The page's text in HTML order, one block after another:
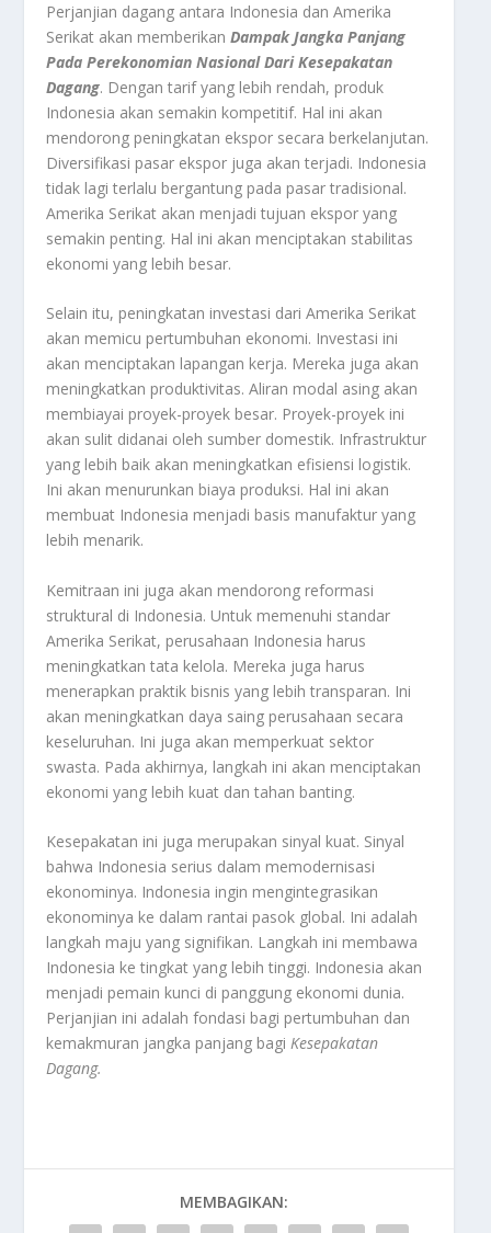
Perjanjian dagang antara Indonesia dan Amerika
Serikat akan memberikanDampak Jangka Panjang
Pada Perekonomian Nasional Dari Kesepakatan
Dagang. Dengan tarif yang lebih rendah, produk
Indonesia akan semakin kompetitif. Hal ini akan
mendorong peningkatan ekspor secara berkelanjutan.
Diversifikasi pasar ekspor juga akan terjadi. Indonesia
tidak lagi terlalu bergantung pada pasar tradisional.
Amerika Serikat akan menjadi tujuan ekspor yang
semakin penting. Hal ini akan menciptakan stabilitas
ekonomi yang lebih besar.
Selain itu, peningkatan investasi dari Amerika Serikat
akan memicu pertumbuhan ekonomi. Investasi ini
akan menciptakan lapangan kerja. Mereka juga akan
meningkatkan produktivitas. Aliran modal asing akan
membiayai proyek-proyek besar. Proyek-proyek ini
akan sulit didanai oleh sumber domestik. Infrastruktur
yang lebih baik akan meningkatkan efisiensi logistik.
Ini akan menurunkan biaya produksi. Hal ini akan
membuat Indonesia menjadi basis manufaktur yang
lebih menarik.
Kemitraan ini juga akan mendorong reformasi
struktural di Indonesia. Untuk memenuhi standar
Amerika Serikat, perusahaan Indonesia harus
meningkatkan tata kelola. Mereka juga harus
menerapkan praktik bisnis yang lebih transparan. Ini
akan meningkatkan daya saing perusahaan secara
keseluruhan. Ini juga akan memperkuat sektor
swasta. Pada akhirnya, langkah ini akan menciptakan
ekonomi yang lebih kuat dan tahan banting.
Kesepakatan ini juga merupakan sinyal kuat. Sinyal
bahwa Indonesia serius dalam memodernisasi
ekonominya. Indonesia ingin mengintegrasikan
ekonominya ke dalam rantai pasok global. Ini adalah
langkah maju yang signifikan. Langkah ini membawa
Indonesia ke tingkat yang lebih tinggi. Indonesia akan
menjadi pemain kunci di panggung ekonomi dunia.
Perjanjian ini adalah fondasi bagi pertumbuhan dan
kemakmuran jangka panjang bagiKesepakatan
Dagang.
MEMBAGIKAN: